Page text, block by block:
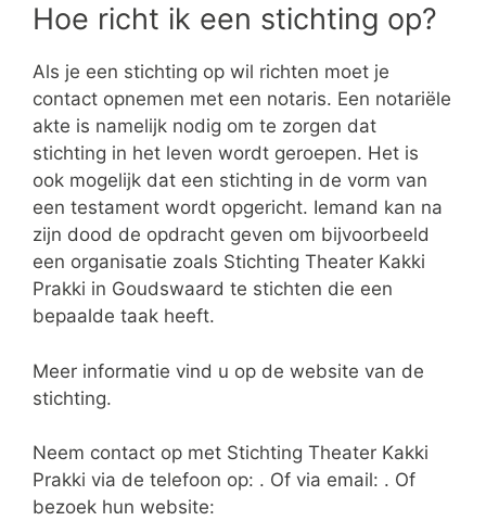
Hoe richt ik een stichting op?
Als je een stichting op wil richten moet je
contact opnemen met een notaris. Een notariële
akte is namelijk nodig om te zorgen dat
stichting in het leven wordt geroepen. Het is
ook mogelijk dat een stichting in de vorm van
een testament wordt opgericht. Iemand kan na
zijn dood de opdracht geven om bijvoorbeeld
een organisatie zoals Stichting Theater Kakki
Prakki in Goudswaard te stichten die een
bepaalde taak heeft.
Meer informatie vind u op de website van de
stichting.
Neem contact op met Stichting Theater Kakki
Prakki via de telefoon op: . Of via email: . Of
bezoek hun website: